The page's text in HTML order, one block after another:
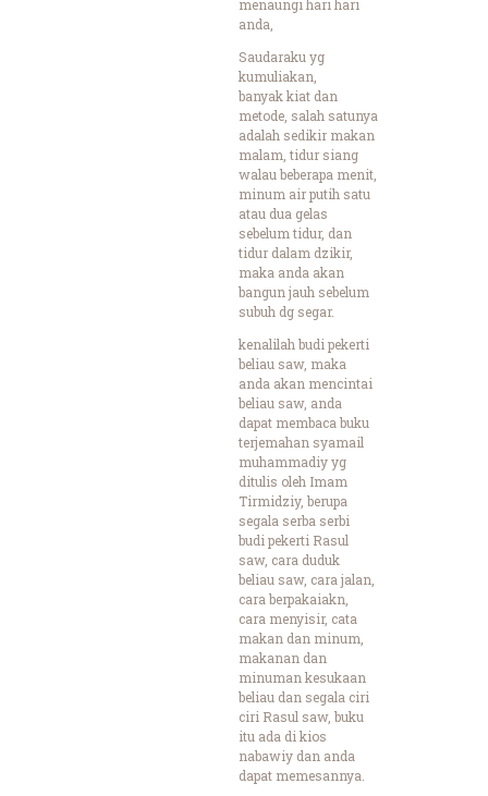
menaungi hari hari
anda,
Saudaraku yg
kumuliakan,
banyak kiat dan
metode, salah satunya
adalah sedikir makan
malam, tidur siang
walau beberapa menit,
minum air putih satu
atau dua gelas
sebelum tidur, dan
tidur dalam dzikir,
maka anda akan
bangun jauh sebelum
subuh dg segar.
kenalilah budi pekerti
beliau saw, maka
anda akan mencintai
beliau saw, anda
dapat membaca buku
terjemahan syamail
muhammadiy yg
ditulis oleh Imam
Tirmidziy, berupa
segala serba serbi
budi pekerti Rasul
saw, cara duduk
beliau saw, cara jalan,
cara berpakaiakn,
cara menyisir, cata
makan dan minum,
makanan dan
minuman kesukaan
beliau dan segala ciri
ciri Rasul saw, buku
itu ada di kios
nabawiy dan anda
dapat memesannya.